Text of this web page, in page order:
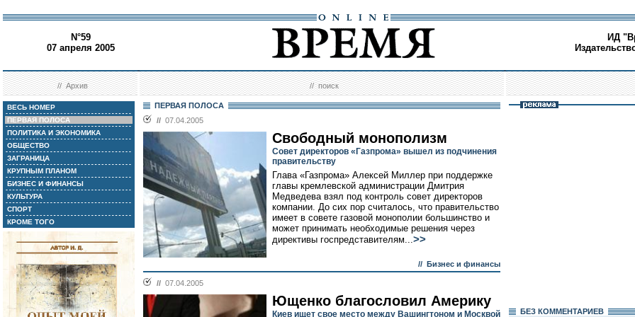
N°59
07 апреля 2005
ИД
//Архив //поиск
ВЕСЬ НОМЕР
ПЕРВАЯ ПОЛОСА
ПОЛИТИКА И ЭКОНОМИКА
ОБЩЕСТВО
ЗАГРАНИЦА
КРУПНЫМ ПЛАНОМ
БИЗНЕС И ФИНАНСЫ
КУЛЬТУРА
СПОРТ
КРОМЕ ТОГО
ПЕРВАЯ ПОЛОСА
// 07.04.2005
Свободный монополизм
Совет директоров «Газпрома» вышел из подчинения
правительству
Глава «Газпрома» Алексей Миллер при поддержке
главы кремлевской администрации Дмитрия
Медведева взял под контроль совет директоров
компании. До сих пор считалось, что правительство
имеет в совете газовой монополии большинство и
может принимать необходимые решения через
директивы госпредставителям...>>
// Бизнес и финансы
// 07.04.2005
Ющенко благословил Америку
Киев ищет свое место между Вашингтоном и Москвой
БЕЗ КОМMЕНТАРИЕВ